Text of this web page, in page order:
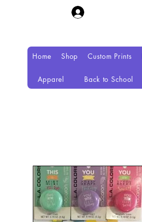
Home Shop Custom Prints
Apparel Back to School